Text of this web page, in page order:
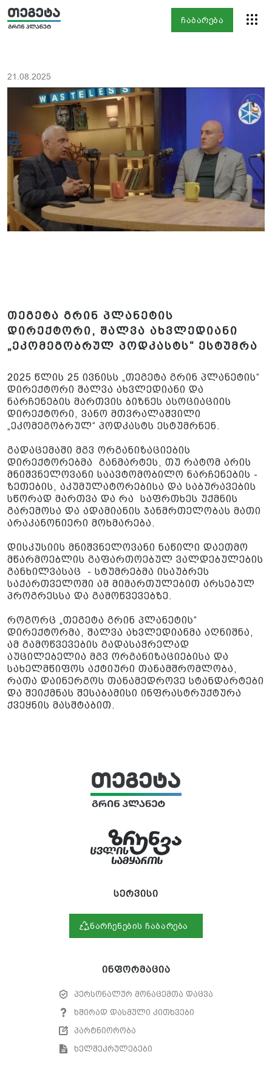
ჩაბარება
21.08.2025
თეგეტა გრინ პლანეტის
დირექტორი, შალვა ახვლედიანი
„ეკომეგობრულ პოდკასტს“ ესტუმრა
2025 წლის 25 ივნისს „თეგეტა გრინ პლანეტის“
დირექტორი შალვა ახვლედიანი და
ნარჩენების მართვის ბიზნეს ასოციაციის
დირექტორი, ვანო მთვრალაშვილი
„ეკომეგობრულ“ პოდკასტს ესტუმრნენ.
გადაცემაში მგვ ორგანიზაციების
დირექტორებმა განმარტეს, თუ რატომ არის
მნიშვნელოვანი საავტომობილო ნარჩენების -
ზეთების, აკუმულატორებისა და საბურავების
სწორად მართვა და რა საფრთხეს უქმნის
გარემოსა და ადამიანის ჯანმრთელობას მათი
არაკანონიერი მოხმარება.
დისკუსიის მნიშვნელოვანი ნაწილი დაეთმო
მწარმოებლის გაფართოებულ ვალდებულების
განხილვასაც - სტუმრებმა ისაუბრეს
საქართველოში ამ მიმართულებით არსებულ
პროგრესსა და გამოწვევებზე.
როგორც „თეგეტა გრინ პლანეტის“
დირექტორმა, შალვა ახვლედიანმა აღნიშნა,
ამ გამოწვევების გადასაჭრელად
აუცილებელია მგვ ორგანიზაციებისა და
სახელმწიფოს აქტიური თანამშრომლობა,
რათა დაინერგოს თანამედროვე სტანდარტები
და შეიქმნას შესაბამისი ინფრასტრუქტურა
ქვეყნის მასშტაბით.
სერვისი
ნარჩენების ჩაბარება
ინფორმაცია
პერსონალურ მონაცემთა დაცვა
ხშირად დასმული კითხვები
პარტნიორობა
ხელშეკრულებები